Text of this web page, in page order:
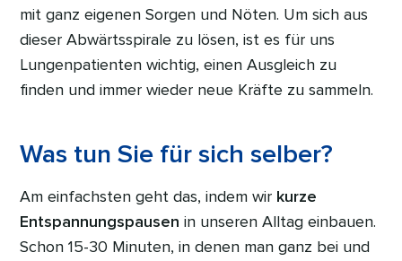
mit ganz eigenen Sorgen und Nöten. Um sich aus
dieser Abwärtsspirale zu lösen, ist es für uns
Lungenpatienten wichtig, einen Ausgleich zu
finden und immer wieder neue Kräfte zu sammeln.
Was tun Sie für sich selber?
Am einfachsten geht das, indem wir kurze
Entspannungspausen in unseren Alltag einbauen.
Schon 15-30 Minuten, in denen man ganz bei und